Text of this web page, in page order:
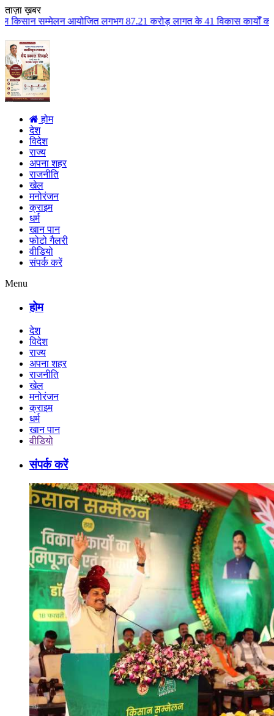
ताज़ा ख़बर
87.21 करोड़ लागत के 41 विकास कार्यों का किया लोकार्पण एवं
होम
देश
विदेश
राज्य
अपना शहर
राजनीति
खेल
मनोरंजन
क्राइम
धर्म
खान पान
फोटो गैलरी
वीडियो
संपर्क करें
Menu
होम
देश
विदेश
राज्य
अपना शहर
राजनीति
खेल
मनोरंजन
क्राइम
धर्म
खान पान
वीडियो
संपर्क करें